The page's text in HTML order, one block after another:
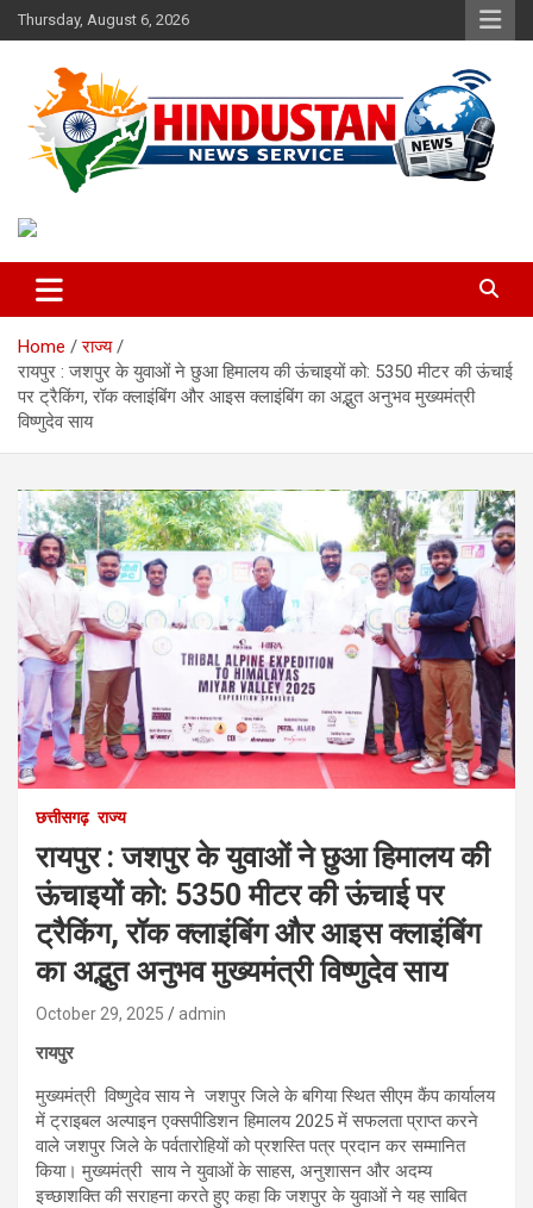
Skip
to
Thursday, August 6, 2026
Hindustan News Service
Home
राज्य
रायपुर : जशपुर के युवाओं ने छुआ हिमालय की ऊंचाइयों को: 5350 मीटर की ऊंचाई
पर ट्रैकिंग, रॉक क्लाइंबिंग और आइस क्लाइंबिंग का अद्भुत अनुभव मुख्यमंत्री
विष्णुदेव साय
छत्तीसगढ़ राज्य
रायपुर : जशपुर के युवाओं ने छुआ हिमालय की
ऊंचाइयों को: 5350 मीटर की ऊंचाई पर
ट्रैकिंग, रॉक क्लाइंबिंग और आइस क्लाइंबिंग
का अद्भुत अनुभव मुख्यमंत्री विष्णुदेव साय
October 29, 2025 admin
रायपुर
मुख्यमंत्री विष्णुदेव साय ने जशपुर जिले के बगिया स्थित सीएम कैंप कार्यालय
में ट्राइबल अल्पाइन एक्सपीडिशन हिमालय 2025 में सफलता प्राप्त करने
वाले जशपुर जिले के पर्वतारोहियों को प्रशस्ति पत्र प्रदान कर सम्मानित
किया। मुख्यमंत्री साय ने युवाओं के साहस, अनुशासन और अदम्य
इच्छाशक्ति की सराहना करते हुए कहा कि जशपुर के युवाओं ने यह साबित